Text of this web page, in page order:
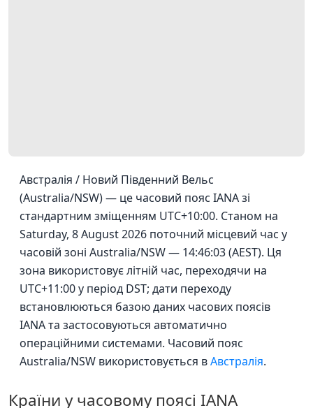
Австралія / Новий Південний Вельс
(Australia/NSW) — це часовий пояс IANA зі
стандартним зміщенням UTC+10:00. Станом на
Saturday, 8 August 2026 поточний місцевий час у
часовій зоні Australia/NSW — 14:46:03 (AEST). Ця
зона використовує літній час, переходячи на
UTC+11:00 у період DST; дати переходу
встановлюються базою даних часових поясів
IANA та застосовуються автоматично
операційними системами. Часовий пояс
Australia/NSW використовується вАвстралія.
Країни у часовому поясі IANA